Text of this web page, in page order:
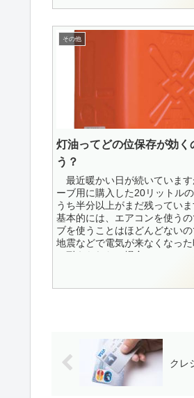
その他
灯油ってどの位保存が効く
う？
最近暖かい日が続いています
ーブ用に購入した20リットル
うち半分以上がまだ残ってい
基本的には、エアコンを使う
ブを使うことはほどんどないの
地震などで電気が来なくなった
て耐えられない場合...
クレ